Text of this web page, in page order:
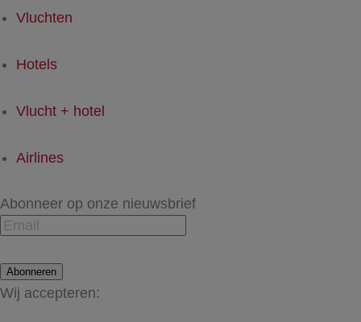
Vluchten
Hotels
Vlucht + hotel
Airlines
Abonneer op onze nieuwsbrief
Abonneren
Wij accepteren: